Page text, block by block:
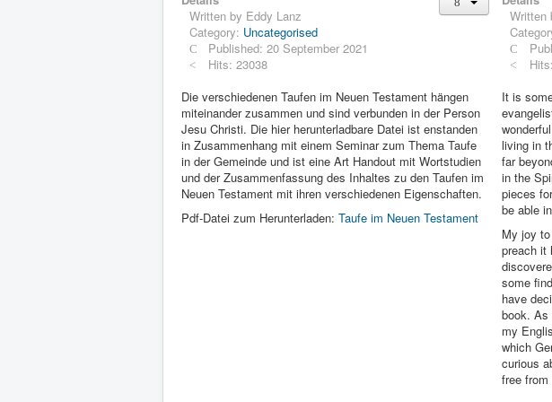
Written by Eddy Lanz
Category: Uncategorised
Published: 20 September 2021
Hits: 23038
Die verschiedenen Taufen im Neuen Testament hängen
miteinander zusammen und sind verbunden in der Person
Jesu Christi. Die hier herunterladbare Datei ist enstanden
in Zusammenhang mit einem Seminar zum Thema Taufe
in der Gemeinde und ist eine Art Handout mit Wortstudien
und der Zusammenfassung des Inhaltes zu den Taufen im
Neuen Testament mit ihren verschiedenen Eigenschaften.
Pdf-Datei zum Herunterladen: Taufe im Neuen Testament
Written
It is
living in
far
in the
pieces
be able
My joy
preach it
some
have
book.
my
which
curious
free